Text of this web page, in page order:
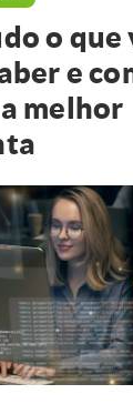
o que
e
melhor